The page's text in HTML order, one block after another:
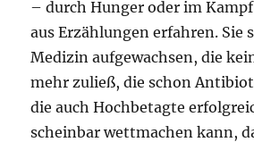
– durch Hunger oder im
aus Erzählungen erfahren. Sie
Medizin aufgewachsen, die
mehr zuließ, die schon
die auch Hochbetagte
scheinbar wettmachen kann,